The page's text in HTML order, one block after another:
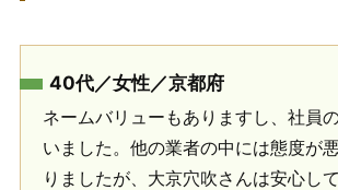
40代／女性／京都府
ネームバリューもありますし、社員
いました。他の業者の中には態度が
りましたが、大京穴吹さんは安心し